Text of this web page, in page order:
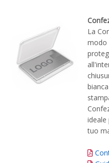
La
modo
ideale
tuo